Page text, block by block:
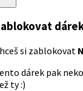
si zablokovat
dárek pak
ty :)